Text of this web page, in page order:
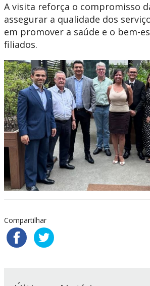
A visita reforça o compromisso
assegurar a qualidade dos
em promover a saúde e o bem-
filiados.
Compartilhar